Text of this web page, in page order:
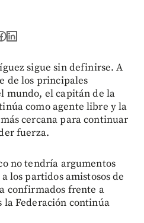
sigue sin definirse. A
de los principales
mundo, el capitán de la
como agente libre y la
cercana para continuar
fuerza.
no tendría argumentos
los partidos amistosos de
confirmados frente a
Federación continúa